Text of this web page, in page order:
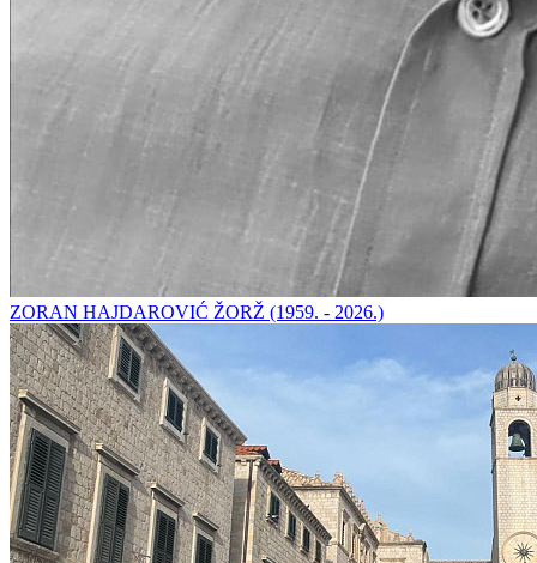
ZORAN HAJDAROVIĆ ŽORŽ (1959. - 2026.)